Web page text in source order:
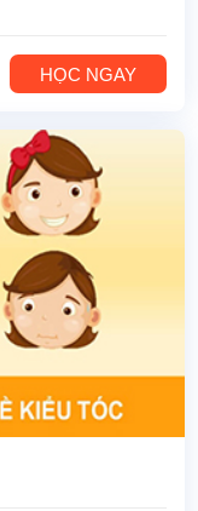
HỌC NGAY